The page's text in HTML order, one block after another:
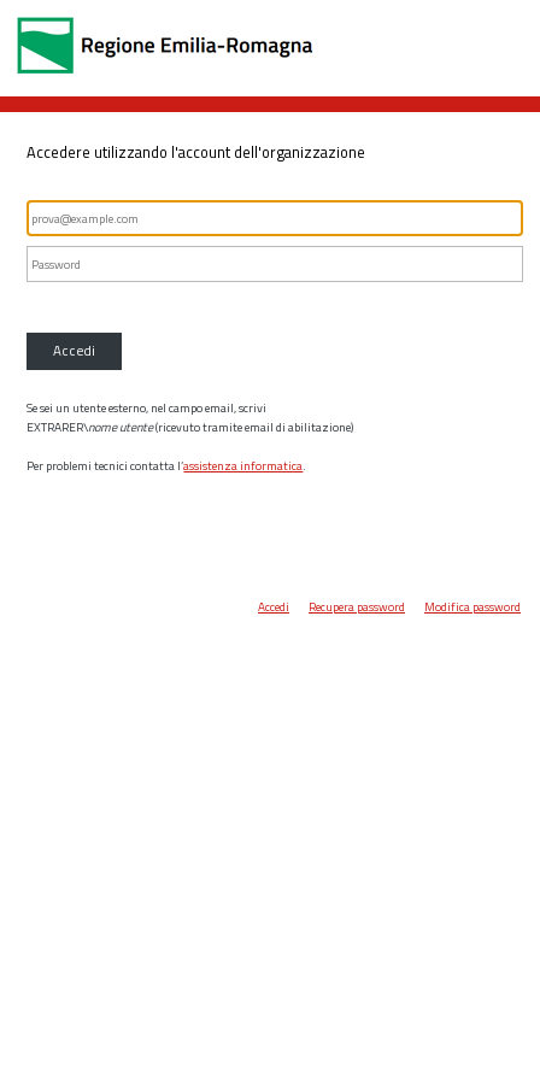
Accedere utilizzando l'account dell'organizzazione
Accedi
Se sei un utente esterno, nel campo email, scrivi
EXTRARER\nome utente(ricevuto tramite email di abilitazione)
Per problemi tecnici contatta l’assistenza informatica.
Accedi Recupera password Modifica password